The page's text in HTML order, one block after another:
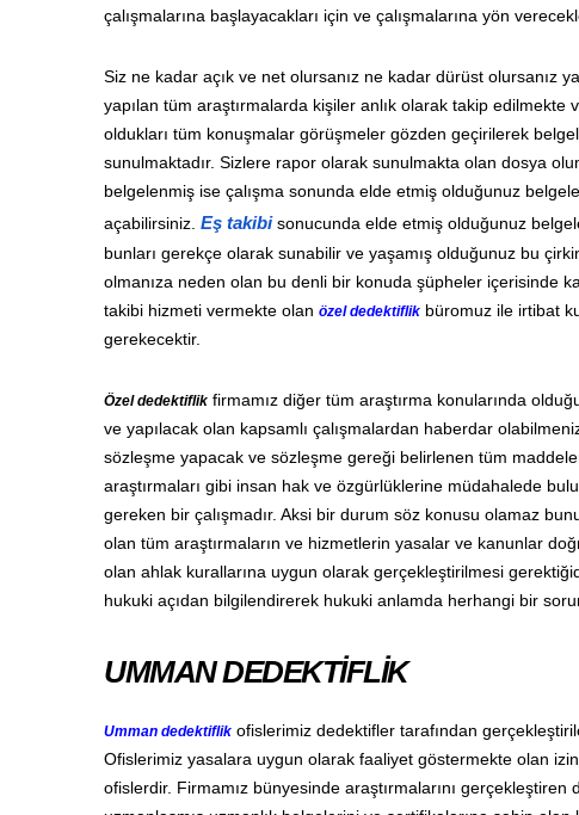
çalışmalarına başlayacakları için ve çalışmalarına yön
Siz ne kadar açık ve net olursanız ne kadar dürüst olursanız
yapılan tüm araştırmalarda kişiler anlık olarak takip
oldukları tüm konuşmalar görüşmeler gözden geçirilerek
sunulmaktadır. Sizlere rapor olarak sunulmakta olan dosya
belgelenmiş ise çalışma sonunda elde etmiş olduğunuz
açabilirsiniz. Eş takibisonucunda elde etmiş olduğunuz
bunları gerekçe olarak sunabilir ve yaşamış olduğunuz bu
olmanıza neden olan bu denli bir konuda şüpheler içerisinde
takibi hizmeti vermekte olan özel dedektiflik büromuz ile irtibat
gerekecektir.
Özel dedektiflik firmamız diğer tüm araştırma konularında
ve yapılacak olan kapsamlı çalışmalardan haberdar
sözleşme yapacak ve sözleşme gereği belirlenen tüm
araştırmaları gibi insan hak ve özgürlüklerine müdahalede
gereken bir çalışmadır. Aksi bir durum söz konusu olamaz
olan tüm araştırmaların ve hizmetlerin yasalar ve kanunlar
olan ahlak kurallarına uygun olarak gerçekleştirilmesi
hukuki açıdan bilgilendirerek hukuki anlamda herhangi bir
UMMAN DEDEKTİFLİK
Umman dedektiflik ofislerimiz dedektifler tarafından
Ofislerimiz yasalara uygun olarak faaliyet göstermekte olan
ofislerdir. Firmamız bünyesinde araştırmalarını